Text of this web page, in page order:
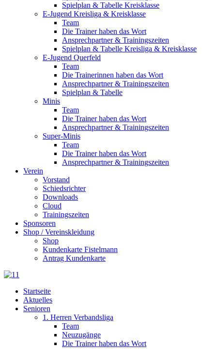
Spielplan & Tabelle Kreisklasse
E-Jugend Kreisliga & Kreisklasse
Team
Die Trainer haben das Wort
Ansprechpartner & Trainingszeiten
Spielplan & Tabelle Kreisliga & Kreisklasse
E-Jugend Querfeld
Team
Die Trainerinnen haben das Wort
Ansprechpartner & Trainingszeiten
Spielplan & Tabelle
Minis
Team
Die Trainer haben das Wort
Ansprechpartner & Trainingszeiten
Super-Minis
Team
Die Trainer haben das Wort
Ansprechpartner & Trainingszeiten
Verein
Vorstand
Schiedsrichter
Downloads
Cloud
Trainingszeiten
Sponsoren
Shop / Vereinskleidung
Shop
Kundenkarte Fistelmann
Antrag Kundenkarte
Startseite
Aktuelles
Senioren
1. Herren Verbandsliga
Team
Neuzugänge
Die Trainer haben das Wort